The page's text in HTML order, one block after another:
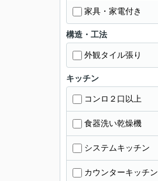
家具・家電付き
構造・工法
外観タイル張り
キッチン
コンロ２口以上
食器洗い乾燥機
システムキッチン
カウンターキッチン